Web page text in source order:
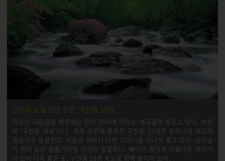
신선이 노닐 것만 같은 '구천동 33경'
덕유산 국립공원 북쪽에는 무려 70리에 이르는 계곡물이 흐르고 있다. 이른
바 '구천동 계곡'이다. 계곡 곳곳에 분포한 구천동 33경은 우리나라 최고의
경승지로 손꼽힌다. 이들은 저마다 다른 이야기를 하나씩 품고 있다. 굽이굽
이 휘어 도는 물줄기처럼 사연이 절절하다. 빼어난 경치와 아름다운 이야기
가 있어 더욱 좋은 곳, 구천동 33경 속으로 함께 들어가 보자.